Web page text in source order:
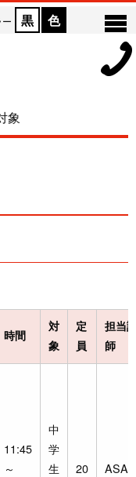
黒 色
象
時間
対
象
定
員
担当
師
11:45
～
中
学
生
20